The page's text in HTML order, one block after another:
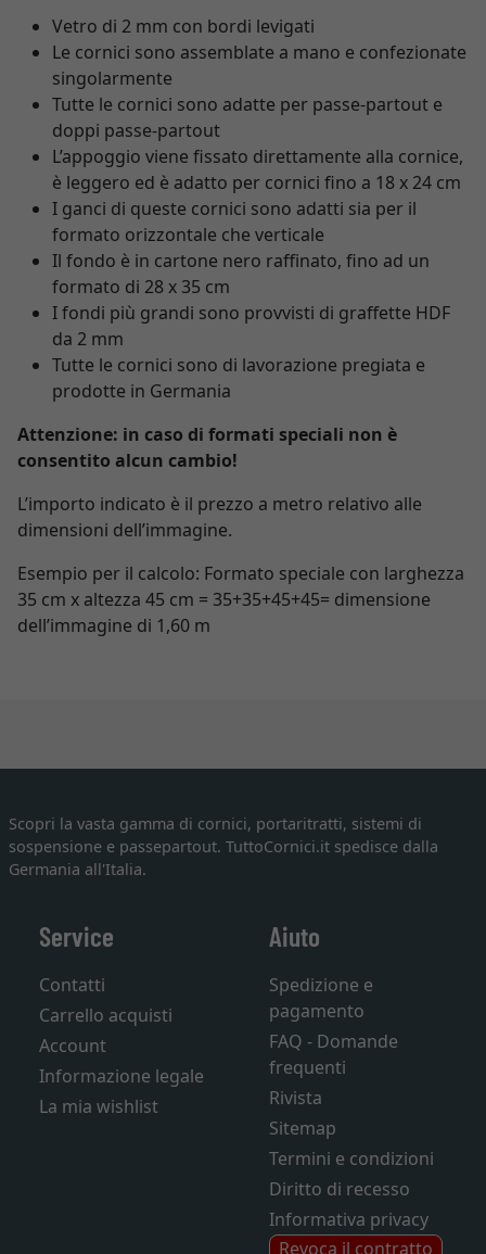
Vetro di 2 mm con bordi levigati
Le cornici sono assemblate a mano e confezionate
singolarmente
Tutte le cornici sono adatte per passe-partout e
doppi passe-partout
L’appoggio viene fissato direttamente alla cornice,
è leggero ed è adatto per cornici fino a 18 x 24 cm
I ganci di queste cornici sono adatti sia per il
formato orizzontale che verticale
Il fondo è in cartone nero raffinato, fino ad un
formato di 28 x 35 cm
I fondi più grandi sono provvisti di graffette HDF
da 2 mm
Tutte le cornici sono di lavorazione pregiata e
prodotte in Germania
Attenzione: in caso di formati speciali non è
consentito alcun cambio!
L’importo indicato è il prezzo a metro relativo alle
dimensioni dell’immagine.
Esempio per il calcolo: Formato speciale con larghezza
35 cm x altezza 45 cm = 35+35+45+45= dimensione
dell’immagine di 1,60 m
Scopri la vasta gamma di cornici, portaritratti, sistemi di
sospensione e passepartout. TuttoCornici.it spedisce dalla
Germania all'Italia.
Service
Contatti
Carrello acquisti
Account
Informazione legale
La mia wishlist
Aiuto
Spedizione e
pagamento
FAQ - Domande
frequenti
Rivista
Sitemap
Termini e condizioni
Diritto di recesso
Informativa privacy
Revoca il contratto